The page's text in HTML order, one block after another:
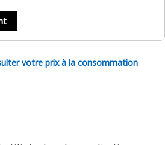
votre prix à la consommation